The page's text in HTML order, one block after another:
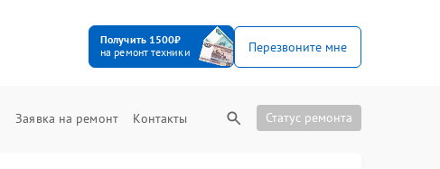
Получить 1500₽
на ремонт техники
Перезвоните мне
Заявка на ремонт Контакты Статус ремонта